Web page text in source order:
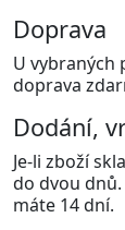
Doprava
U vybraných
doprava
Dodání,
Je-li zboží
do dvou
máte 14 dní.